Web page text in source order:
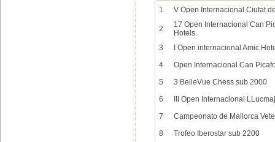
1 V Open Internacional Ciutat
2
17 Open Internacional Can
Hotels
3
I Open internacional Amic
4
Open Internacional Can
5
3 BelleVue Chess sub 2000
6
III Open Internacional
7
Campeonato de Mallorca
8
Trofeo Iberostar sub 2200